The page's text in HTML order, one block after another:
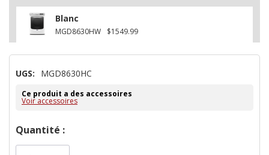
Blanc
MGD8630HW $1549.99
UGS: MGD8630HC
Ce produit a des accessoires
Voir accessoires
Dépêchez-
vous!
Quantité :